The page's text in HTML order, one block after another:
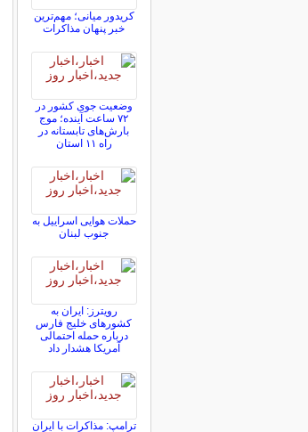
کریدور میانی؛ مهم‌ترین
خبر پنهان مذاکرات
وضعیت جوی کشور در
۷۲ ساعت آینده؛ موج
بارش‌های تابستانه در
راه ۱۱ استان
حملات هوایی اسراییل به
جنوب لبنان
رویترز: ایران به
کشورهای خلیج فارس
درباره حمله احتمالی
آمریکا هشدار داد
ترامپ: مذاکرات با ایران